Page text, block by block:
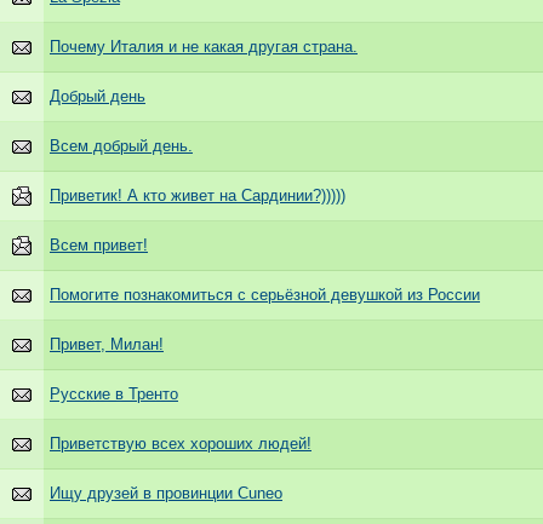
Почему Италия и не какая другая страна.
Добрый день
Всем добрый день.
Приветик! А кто живет на Сардинии?)))))
Всем привет!
Помогите познакомиться с серьёзной девушкой из России
Привет, Милан!
Русские в Тренто
Приветствую всех хороших людей!
Ищу друзей в провинции Cuneo